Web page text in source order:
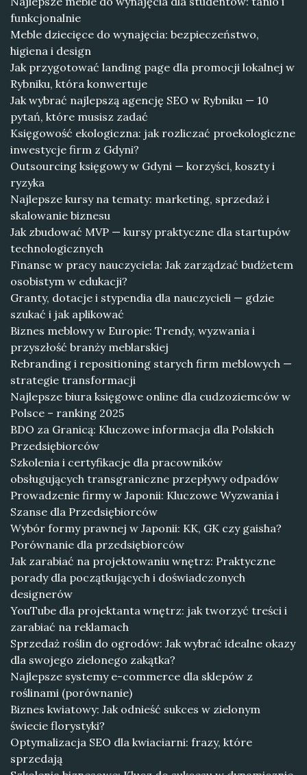
funkcjonalnie
Meble dziecięce do wynajęcia: bezpieczeństwo,
higiena i design
Jak przygotować landing page dla promocji lokalnej w
Rybniku, która konwertuje
Jak wybrać najlepszą agencję SEO w Rybniku — 10
pytań, które musisz zadać
Księgowość ekologiczna: jak rozliczać proekologiczne
inwestycje firm z Gdyni?
Outsourcing księgowy w Gdyni — korzyści, koszty i
ryzyka
Najlepsze kursy na tematy: marketing, sprzedaż i
skalowanie biznesu
Jak zbudować MVP — kursy praktyczne dla startupów
technologicznych
Finanse w pracy nauczyciela: Jak zarządzać budżetem
osobistym w edukacji?
Granty, dotacje i stypendia dla nauczycieli — gdzie
szukać i jak aplikować
Biznes meblowy w Europie: Trendy, wyzwania i
przyszłość branży meblarskiej
Rebranding i repositioning starych firm meblowych —
strategie transformacji
Najlepsze biura księgowe online dla cudzoziemców w
Polsce – ranking 2025
BDO za Granicą: Kluczowe informacja dla Polskich
Przedsiębiorców
Szkolenia i certyfikacje dla pracowników
obsługujących transgraniczne przepływy odpadów
Prowadzenie firmy w Japonii: Kluczowe Wyzwania i
Szanse dla Przedsiębiorców
Wybór formy prawnej w Japonii: KK, GK czy gaisha?
Porównanie dla przedsiębiorców
Jak zarabiać na projektowaniu wnętrz: Praktyczne
porady dla początkujących i doświadczonych
designerów
YouTube dla projektanta wnętrz: jak tworzyć treści i
zarabiać na reklamach
Sprzedaż roślin do ogrodów: Jak wybrać idealne okazy
dla swojego zielonego zakątka?
Najlepsze systemy e-commerce dla sklepów z
roślinami (porównanie)
Biznes kwiatowy: Jak odnieść sukces w zielonym
świecie florystyki?
Optymalizacja SEO dla kwiaciarni: frazy, które
sprzedają